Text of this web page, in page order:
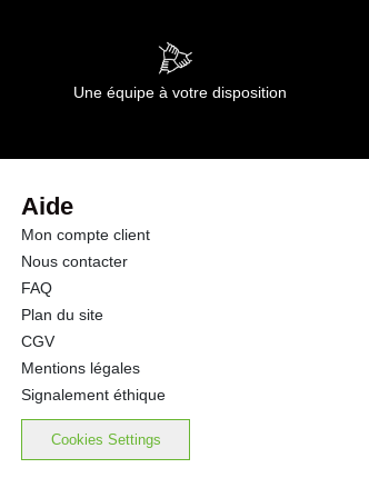
Une équipe à votre disposition
Aide
Mon compte client
Nous contacter
FAQ
Plan du site
CGV
Mentions légales
Signalement éthique
Cookies Settings